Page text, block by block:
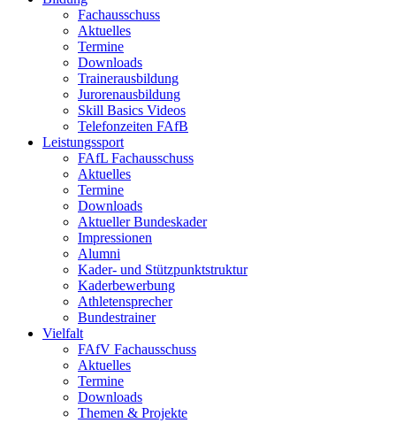
Fachausschuss
Aktuelles
Termine
Downloads
Trainerausbildung
Jurorenausbildung
Skill Basics Videos
Telefonzeiten FAfB
Leistungssport
FAfL Fachausschuss
Aktuelles
Termine
Downloads
Aktueller Bundeskader
Impressionen
Alumni
Kader- und Stützpunktstruktur
Kaderbewerbung
Athletensprecher
Bundestrainer
Vielfalt
FAfV Fachausschuss
Aktuelles
Termine
Downloads
Themen & Projekte